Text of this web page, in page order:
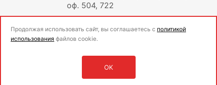
оф. 504, 722
Оставить заявку
Продолжая использовать сайт, вы соглашаетесь с политикой
использования файлов cookie.
OK